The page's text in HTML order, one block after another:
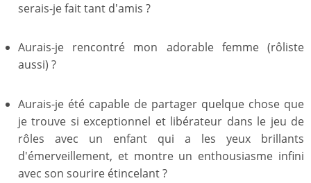
serais-je fait tant d'amis ?
Aurais-je rencontré mon adorable femme (rôliste
aussi) ?
Aurais-je été capable de partager quelque chose que
je trouve si exceptionnel et libérateur dans le jeu de
rôles avec un enfant qui a les yeux brillants
d'émerveillement, et montre un enthousiasme infini
avec son sourire étincelant ?